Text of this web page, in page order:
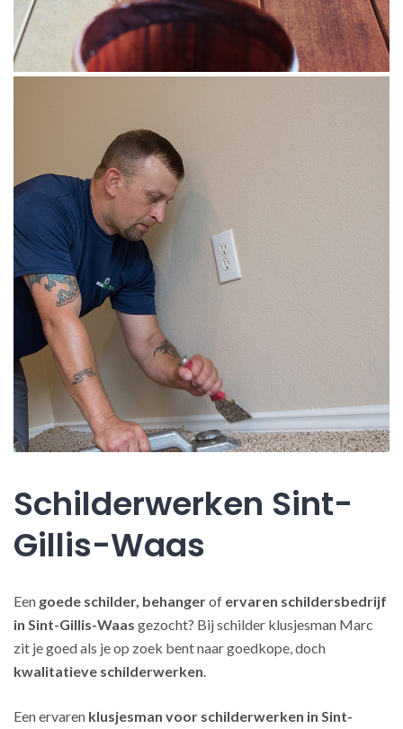
Schilderwerken Sint-
Gillis-Waas
Een goede schilder, behangerof ervaren schildersbedrijf
in Sint-Gillis-Waas gezocht? Bij schilder klusjesman Marc
zit je goed als je op zoek bent naar goedkope, doch
kwalitatieve schilderwerken.
Een ervaren klusjesman voor schilderwerken in Sint-